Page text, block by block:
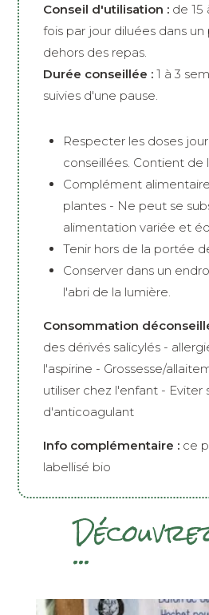
Conseil d'utilisation : de 15
fois par jour diluées dans
dehors des repas.
Durée conseillée : 1 à 3
suivies d'une pause.
Respecter les doses
conseillées. Contient de
Complément
plantes - Ne peut se
alimentation variée et
Tenir hors de la portée
Conserver dans un
l'abri de la lumière.
Consommation
des dérivés salicylés -
l'aspirine - Grossesse/
utiliser chez l'enfant - Eviter
d'anticoagulant
Info complémentaire : ce
labellisé bio
...